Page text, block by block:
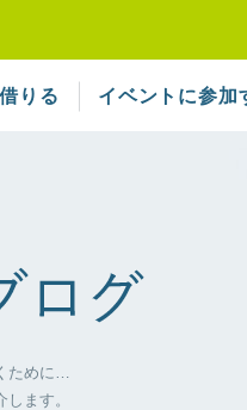
りる イベントに参加
ために…
ます。